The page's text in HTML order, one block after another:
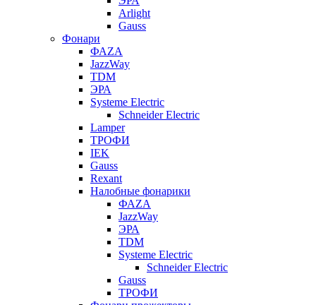
Arlight
Gauss
Фонари
ФАZА
JazzWay
TDM
ЭРА
Systeme Electric
Schneider Electric
Lamper
ТРОФИ
IEK
Gauss
Rexant
Налобные фонарики
ФАZА
JazzWay
ЭРА
TDM
Systeme Electric
Schneider Electric
Gauss
ТРОФИ